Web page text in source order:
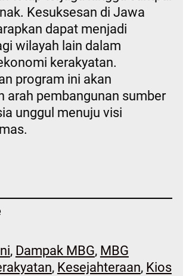
Kesuksesan di Jawa
dapat menjadi
wilayah lain dalam
kerakyatan.
program ini akan
arah pembangunan sumber
unggul menuju visi
, Dampak MBG, MBG
, Kesejahteraan, Kios